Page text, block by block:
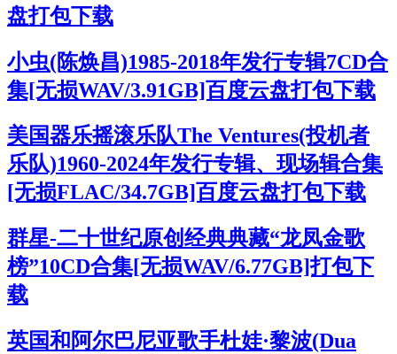
盘打包下载
小虫(陈焕昌)1985-2018年发行专辑7CD合
集[无损WAV/3.91GB]百度云盘打包下载
美国器乐摇滚乐队The Ventures(投机者
乐队)1960-2024年发行专辑、现场辑合集
[无损FLAC/34.7GB]百度云盘打包下载
群星-二十世纪原创经典典藏“龙凤金歌
榜”10CD合集[无损WAV/6.77GB]打包下
载
英国和阿尔巴尼亚歌手杜娃·黎波(Dua